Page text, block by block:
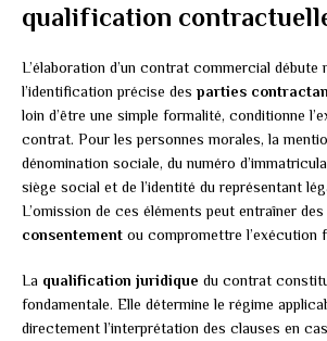
qualification
L’élaboration d’un contrat commercial débute
l’identification précise des parties
loin d’être une simple formalité, conditionne
contrat. Pour les personnes morales, la
dénomination sociale, du numéro
siège social et de l’identité du représentant
L’omission de ces éléments peut entraîner des
consentement ou compromettre l’exécution
La qualification juridique du contrat
fondamentale. Elle détermine le régime
directement l’interprétation des clauses en